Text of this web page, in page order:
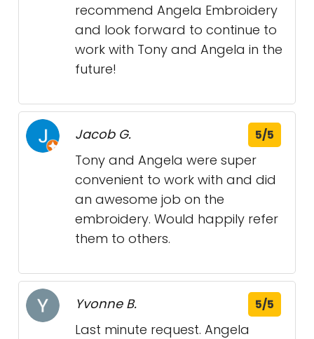
recommend Angela Embroidery
and look forward to continue to
work with Tony and Angela in the
future!
Jacob G. 5/5
Tony and Angela were super
convenient to work with and did
an awesome job on the
embroidery. Would happily refer
them to others.
Yvonne B. 5/5
Last minute request. Angela